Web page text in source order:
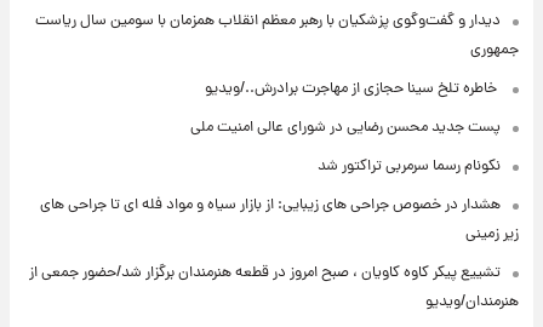
دیدار و گفت‌وگوی پزشکیان با رهبر معظم انقلاب همزمان با سومین سال ریاست
جمهوری
⁨ خاطره تلخ سینا حجازی از مهاجرت برادرش../ویدیو
پست جدید محسن رضایی در شورای عالی امنیت ملی
نکونام رسما سرمربی تراکتور شد
هشدار در خصوص جراحی های زیبایی: از بازار سیاه و مواد فله ای تا جراحی های
زیر زمینی
تشییع پیکر کاوه کاویان ، صبح امروز در قطعه هنرمندان برگزار شد/حضور جمعی از
هنرمندان/ویدیو